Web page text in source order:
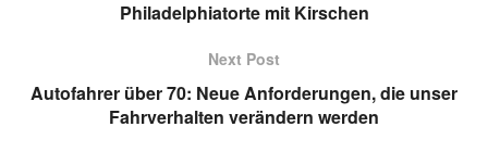
Philadelphiatorte mit Kirschen
Next Post
Autofahrer über 70: Neue Anforderungen, die unser
Fahrverhalten verändern werden